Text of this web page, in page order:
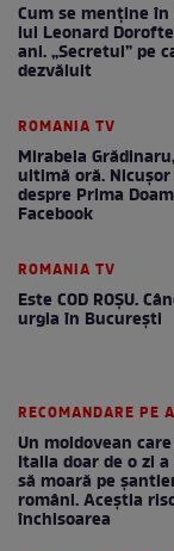
Cum se menţine
lui Leonard
ani. „Secretul” pe
dezvăluit
ROMANIA TV
Mirabela Grădinaru, mutare de
ultimă oră.
despre Prima
Facebook
ROMANIA TV
Este COD ROŞU.
urgia în Bucureşti
RECOMANDARE PE
Un moldovean
Italia doar de o zi
să moară pe
români. Aceștia
închisoarea